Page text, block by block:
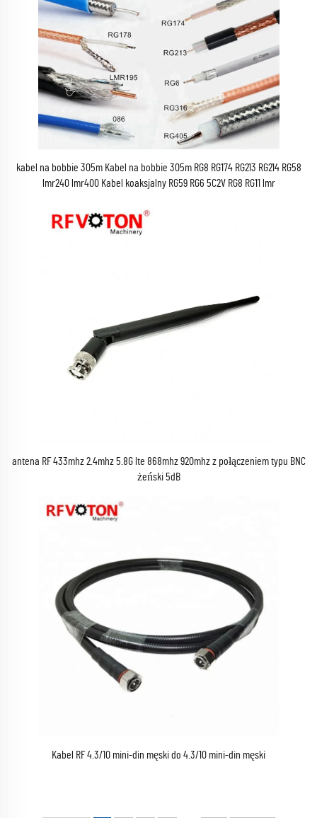
kabel na bobbie 305m Kabel na bobbie 305m RG8 RG174 RG213 RG214 RG58
lmr240 lmr400 Kabel koaksjalny RG59 RG6 5C2V RG8 RG11 lmr
antena RF 433mhz 2.4mhz 5.8G lte 868mhz 920mhz z połączeniem typu BNC
żeński 5dB
Kabel RF 4.3/10 mini-din męski do 4.3/10 mini-din męski